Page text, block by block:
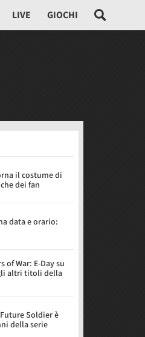
LIVE GIOCHI
il costume di
dei fan
data e orario:
of War: E-Day su
altri titoli della
Soldier è
della serie